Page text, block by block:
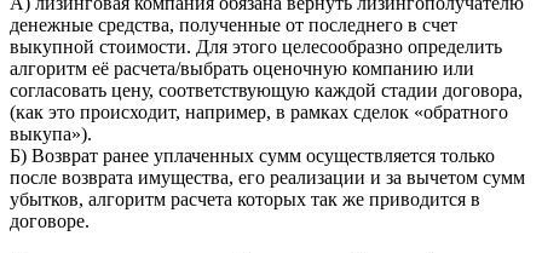
денежные средства, полученные от последнего в счет
выкупной стоимости. Для этого целесообразно определить
алгоритм её расчета/выбрать оценочную компанию или
согласовать цену, соответствующую каждой стадии договора,
(как это происходит, например, в рамках сделок «обратного
выкупа»).
Б) Возврат ранее уплаченных сумм осуществляется только
после возврата имущества, его реализации и за вычетом сумм
убытков, алгоритм расчета которых так же приводится в
договоре.